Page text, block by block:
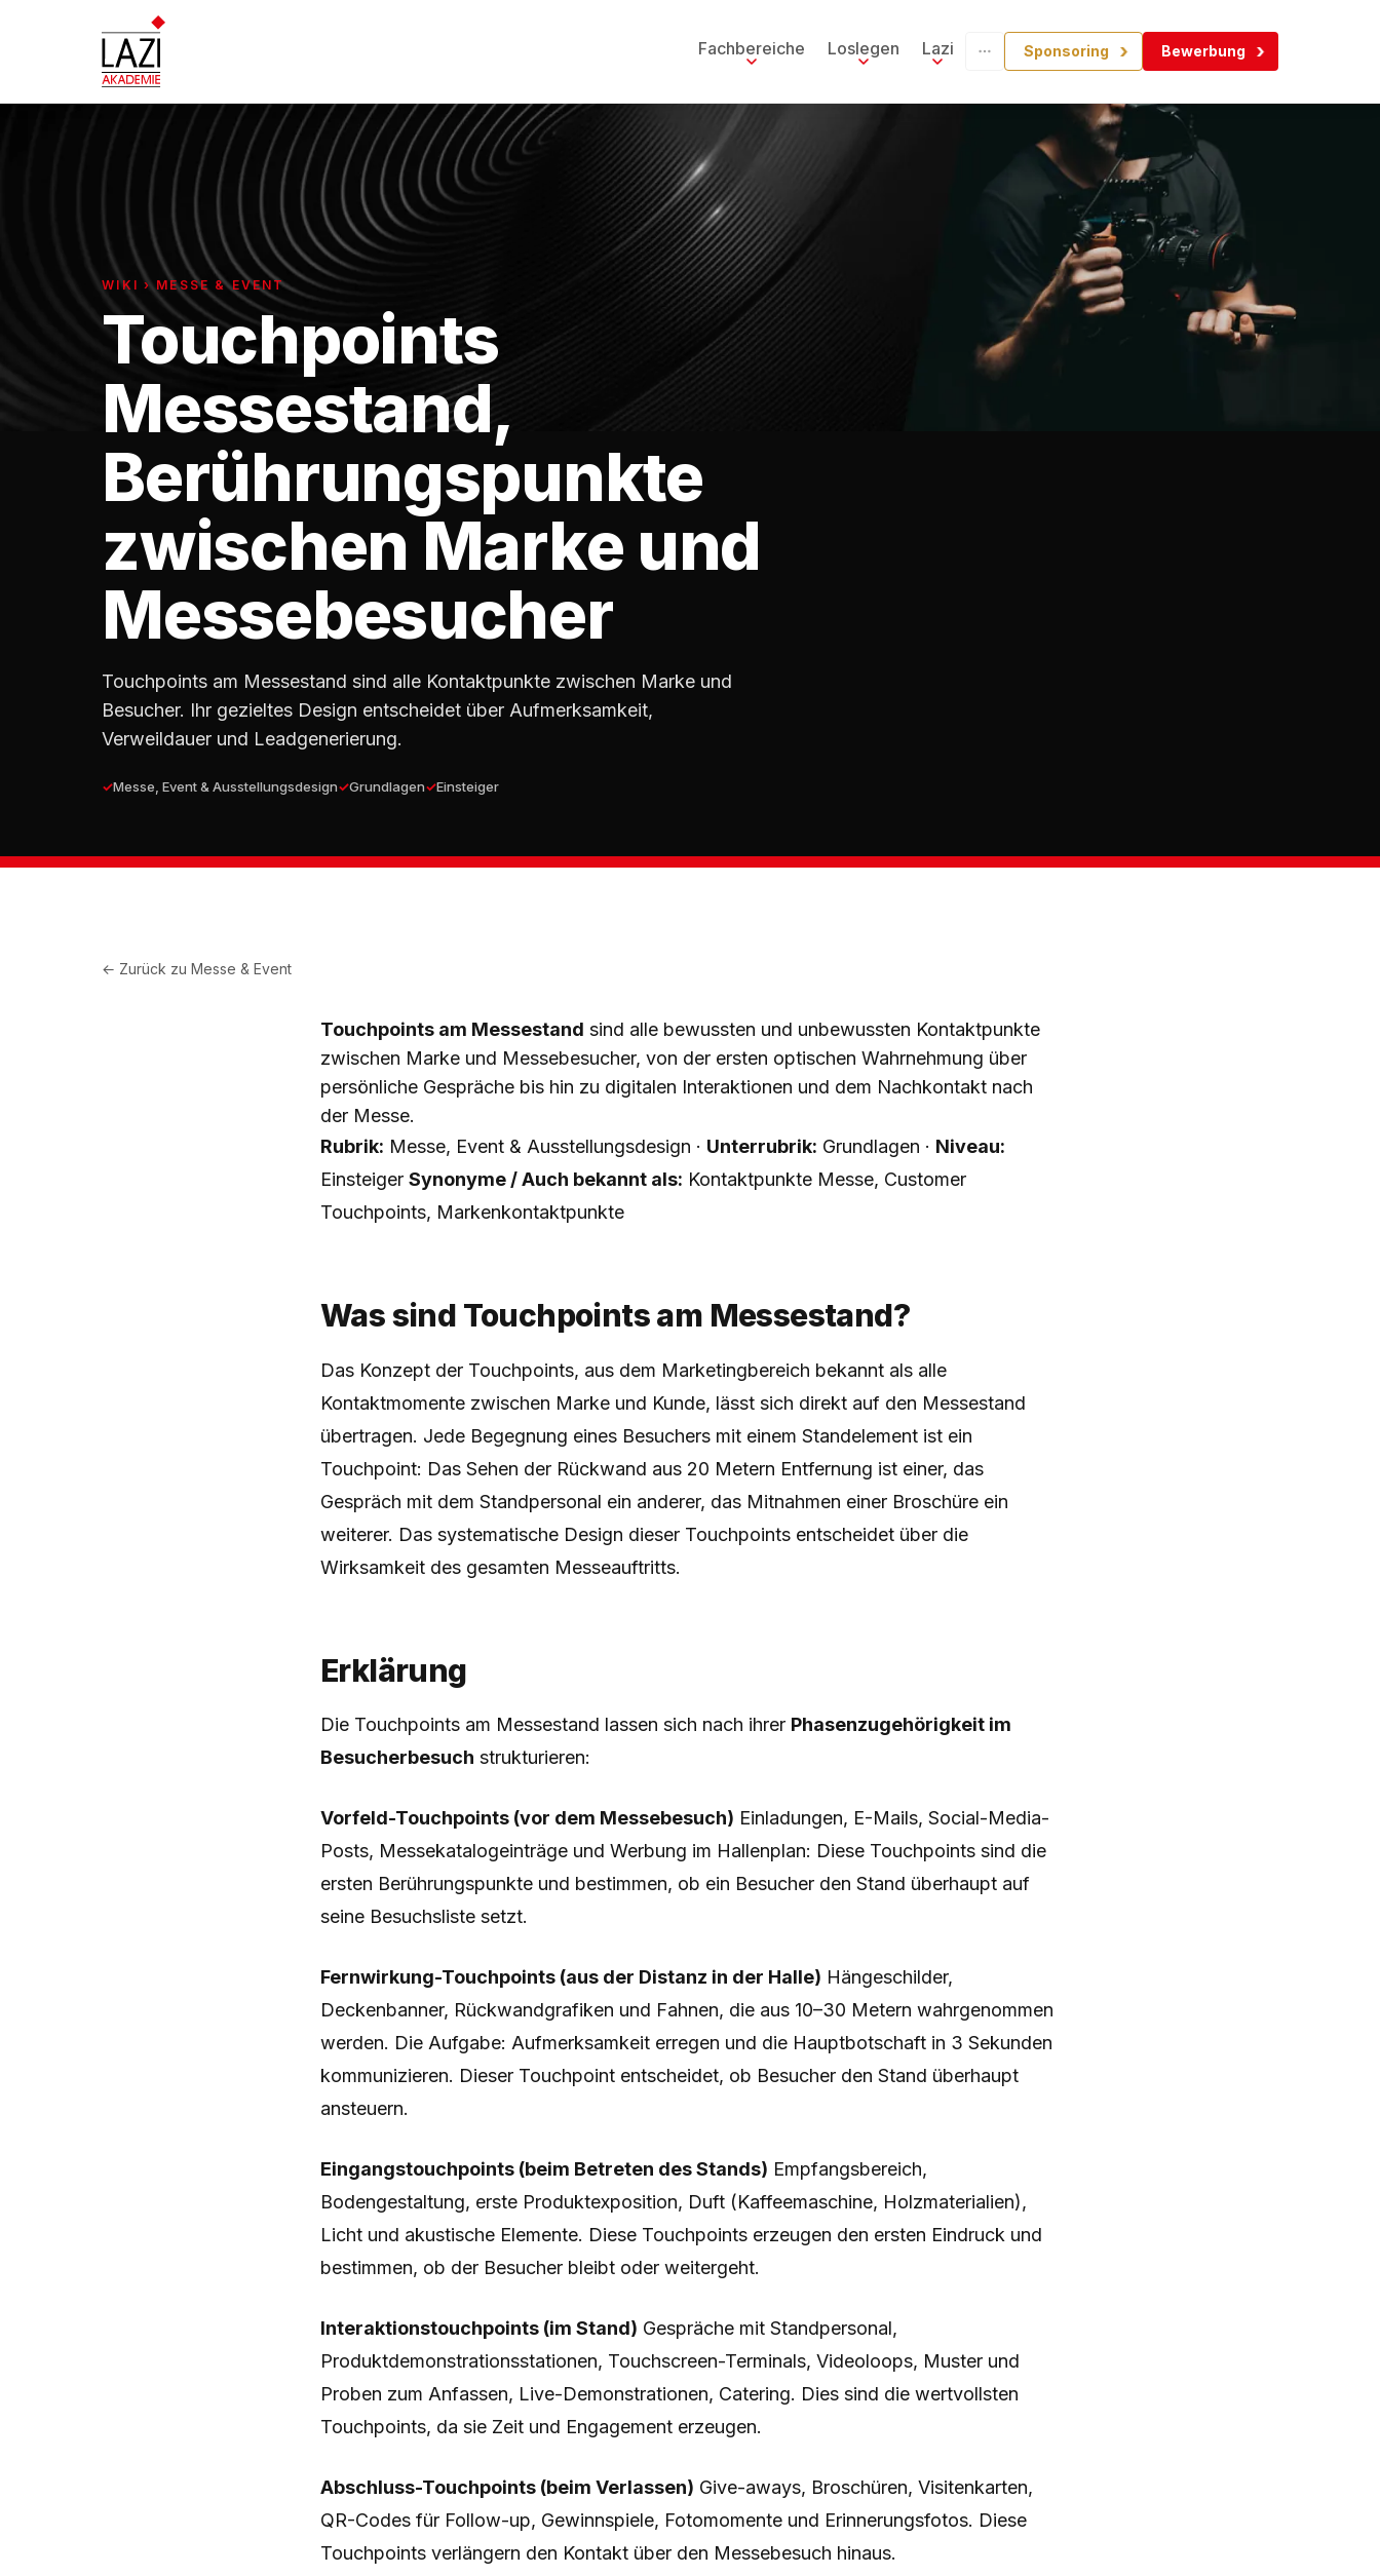
Fachbereiche Loslegen Lazi Sponsoring Bewerbung
WIKI › MESSE & EVENT
Touchpoints
Messestand,
Berührungspunkte
zwischen Marke und
Messebesucher
Touchpoints am Messestand sind alle Kontaktpunkte zwischen Marke und
Besucher. Ihr gezieltes Design entscheidet über Aufmerksamkeit,
Verweildauer und Leadgenerierung.
Messe, Event & Ausstellungsdesign Grundlagen Einsteiger
← Zurück zuMesse & Event
Touchpoints am Messestand sind alle bewussten und unbewussten Kontaktpunkte
zwischen Marke und Messebesucher, von der ersten optischen Wahrnehmung über
persönliche Gespräche bis hin zu digitalen Interaktionen und dem Nachkontakt nach
der Messe.
Rubrik: Messe, Event & Ausstellungsdesign · Unterrubrik: Grundlagen · Niveau:
Einsteiger Synonyme / Auch bekannt als: Kontaktpunkte Messe, Customer
Touchpoints, Markenkontaktpunkte
Was sind Touchpoints am Messestand?
Das Konzept der Touchpoints, aus dem Marketingbereich bekannt als alle
Kontaktmomente zwischen Marke und Kunde, lässt sich direkt auf den Messestand
übertragen. Jede Begegnung eines Besuchers mit einem Standelement ist ein
Touchpoint: Das Sehen der Rückwand aus 20 Metern Entfernung ist einer, das
Gespräch mit dem Standpersonal ein anderer, das Mitnahmen einer Broschüre ein
weiterer. Das systematische Design dieser Touchpoints entscheidet über die
Wirksamkeit des gesamten Messeauftritts.
Erklärung
Die Touchpoints am Messestand lassen sich nach ihrer Phasenzugehörigkeit im
Besucherbesuch strukturieren:
Vorfeld-Touchpoints (vor dem Messebesuch) Einladungen, E-Mails, Social-Media-
Posts, Messekatalogeinträge und Werbung im Hallenplan: Diese Touchpoints sind die
ersten Berührungspunkte und bestimmen, ob ein Besucher den Stand überhaupt auf
seine Besuchsliste setzt.
Fernwirkung-Touchpoints (aus der Distanz in der Halle) Hängeschilder,
Deckenbanner, Rückwandgrafiken und Fahnen, die aus 10–30 Metern wahrgenommen
werden. Die Aufgabe: Aufmerksamkeit erregen und die Hauptbotschaft in 3 Sekunden
kommunizieren. Dieser Touchpoint entscheidet, ob Besucher den Stand überhaupt
ansteuern.
Eingangstouchpoints (beim Betreten des Stands) Empfangsbereich,
Bodengestaltung, erste Produktexposition, Duft (Kaffeemaschine, Holzmaterialien),
Licht und akustische Elemente. Diese Touchpoints erzeugen den ersten Eindruck und
bestimmen, ob der Besucher bleibt oder weitergeht.
Interaktionstouchpoints (im Stand) Gespräche mit Standpersonal,
Produktdemonstrationsstationen, Touchscreen-Terminals, Videoloops, Muster und
Proben zum Anfassen, Live-Demonstrationen, Catering. Dies sind die wertvollsten
Touchpoints, da sie Zeit und Engagement erzeugen.
Abschluss-Touchpoints (beim Verlassen) Give-aways, Broschüren, Visitenkarten,
QR-Codes für Follow-up, Gewinnspiele, Fotomomente und Erinnerungsfotos. Diese
Touchpoints verlängern den Kontakt über den Messebesuch hinaus.